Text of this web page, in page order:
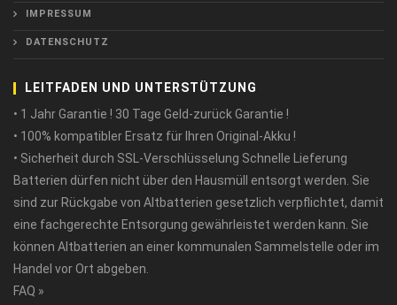
IMPRESSUM
DATENSCHUTZ
LEITFADEN UND UNTERSTÜTZUNG
• 1 Jahr Garantie ! 30 Tage Geld-zurück Garantie !
• 100% kompatibler Ersatz für Ihren Original-Akku !
• Sicherheit durch SSL-Verschlüsselung Schnelle Lieferung
Batterien dürfen nicht über den Hausmüll entsorgt werden. Sie
sind zur Rückgabe von Altbatterien gesetzlich verpflichtet, damit
eine fachgerechte Entsorgung gewährleistet werden kann. Sie
können Altbatterien an einer kommunalen Sammelstelle oder im
Handel vor Ort abgeben.
FAQ »